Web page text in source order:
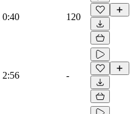
0:40 120
2:56 -